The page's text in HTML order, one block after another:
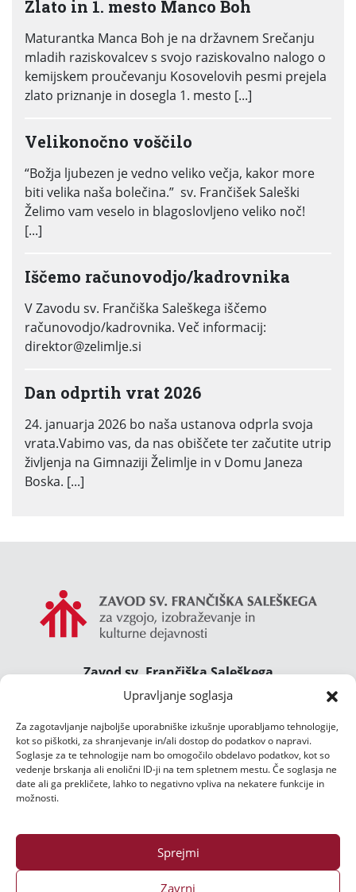
Upravljanje soglasja
Za zagotavljanje najboljše uporabniške izkušnje uporabljamo tehnologije,
kot so piškotki, za shranjevanje in/ali dostop do podatkov o napravi.
Soglasje za te tehnologije nam bo omogočilo obdelavo podatkov, kot so
vedenje brskanja ali enolični ID-ji na tem spletnem mestu. Če soglasja ne
date ali ga prekličete, lahko to negativno vpliva na nekatere funkcije in
možnosti.
Sprejmi
Zavrni
Zlato in 1. mesto Manco Boh
Maturantka Manca Boh je na državnem Srečanju
mladih raziskovalcev s svojo raziskovalno nalogo o
kemijskem proučevanju Kosovelovih pesmi prejela
zlato priznanje in dosegla 1. mesto [...]
Velikonočno voščilo
“Božja ljubezen je vedno veliko večja, kakor more
biti velika naša bolečina.” sv. Frančišek Saleški
Želimo vam veselo in blagoslovljeno veliko noč!
[...]
Iščemo računovodjo/kadrovnika
V Zavodu sv. Frančiška Saleškega iščemo
računovodjo/kadrovnika. Več informacij:
direktor@zelimlje.si
Dan odprtih vrat 2026
24. januarja 2026 bo naša ustanova odprla svoja
vrata.Vabimo vas, da nas obiščete ter začutite utrip
življenja na Gimnaziji Želimlje in v Domu Janeza
Boska. [...]
Zavod sv. Frančiška Saleškega
Gimnazija Želimlje ° Dom Janeza Boska ° Majcnov
Želimlje 46, 1291 Škofljica
TEL.:01/47 02 102
E-POŠTA: info@zelimlje.si
Varstvo podatkov